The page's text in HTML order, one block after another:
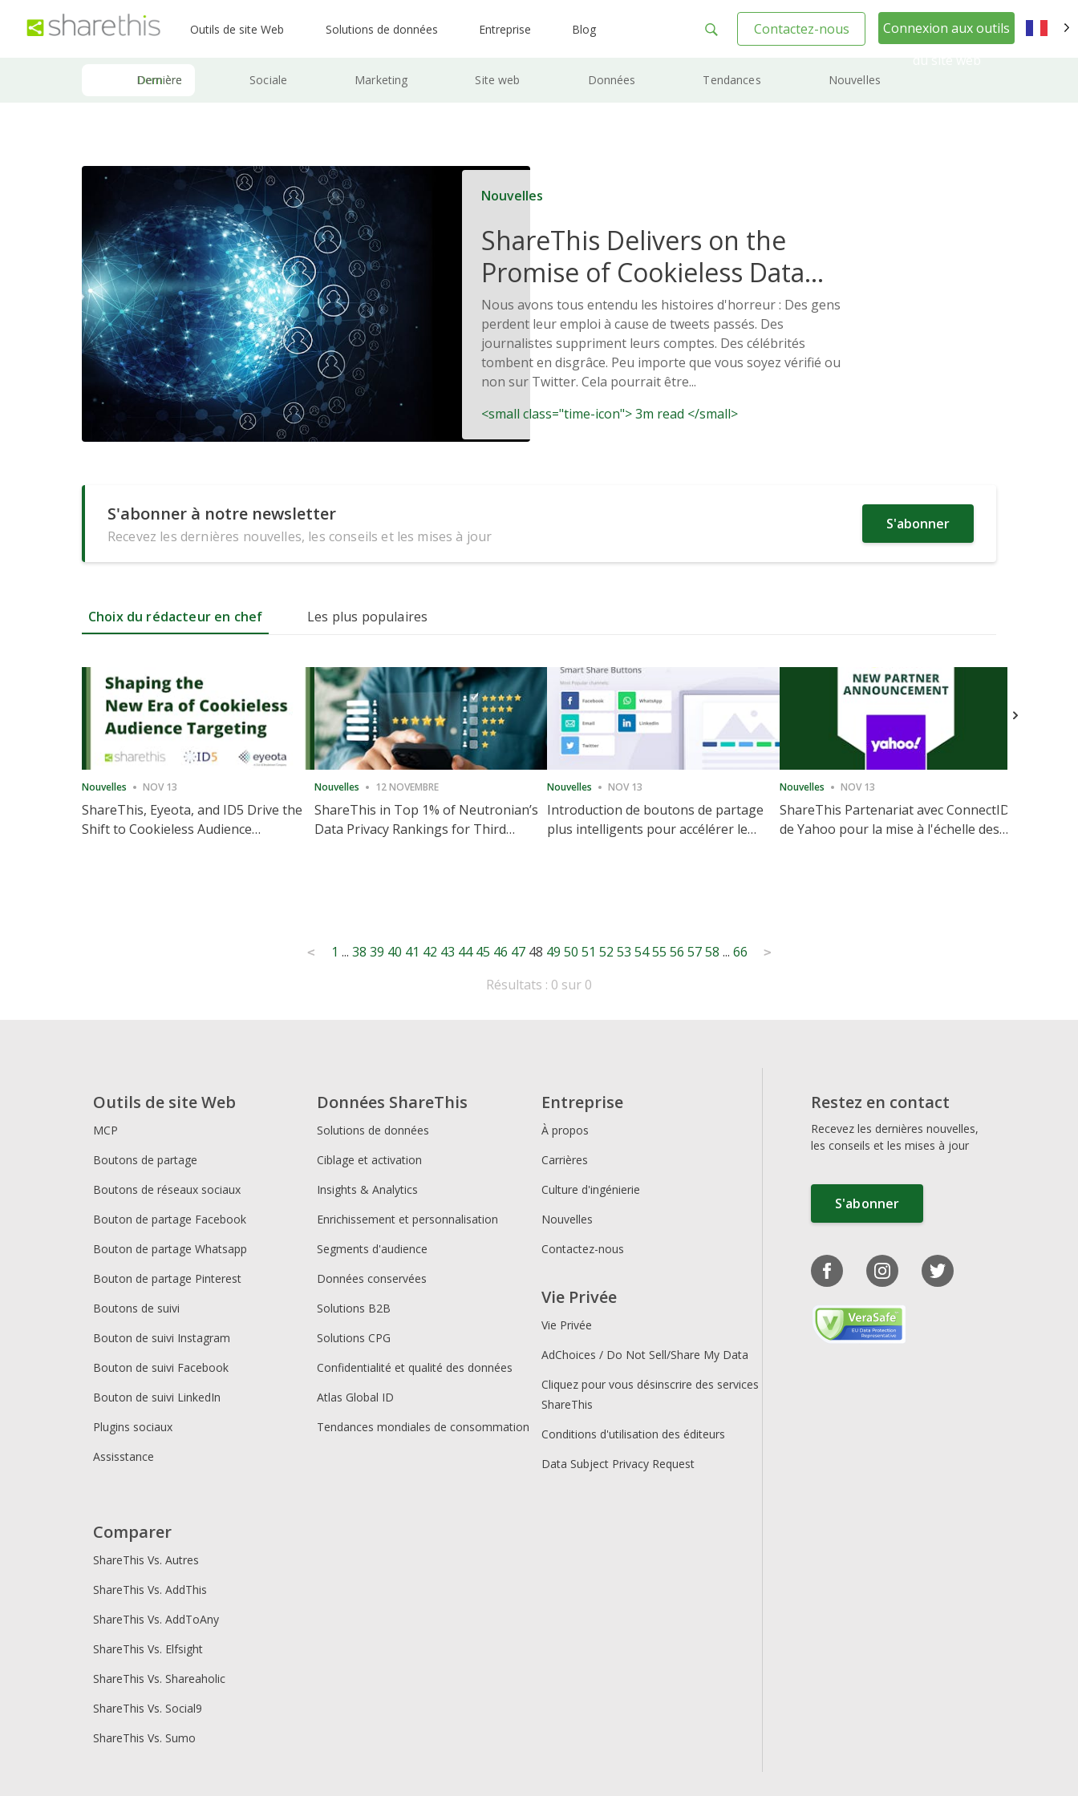
Outils de site Web Solutions de données Entreprise Blog Contactez-nous
Connexion aux outils
Dernière Sociale Marketing Site web Données Tendances Nouvelles
Nouvelles
ShareThis Delivers on the
Promise of Cookieless Data
Solutions
Nous avons tous entendu les histoires d'horreur : Des gens
perdent leur emploi à cause de tweets passés. Des
journalistes suppriment leurs comptes. Des célébrités
tombent en disgrâce. Peu importe que vous soyez vérifié ou
non sur Twitter. Cela pourrait être...
<small class="time-icon"> 3m read </small>
S'abonner à notre newsletter
Recevez les dernières nouvelles, les conseils et les mises à jour
S'abonner
Choix du rédacteur en chef Les plus populaires
Nouvelles NOV 13
ShareThis, Eyeota, and ID5 Drive the
Shift to Cookieless Audience
Nouvelles 12 NOVEMBRE
ShareThis in Top 1% of Neutronian’s
Data Privacy Rankings for Third
Nouvelles NOV 13
Introduction de boutons de partage
plus intelligents pour accélérer le
Nouvelles NOV 13
ShareThis Partenariat avec ConnectID
de Yahoo pour la mise à l'échelle des
< 1 ... 38 39 40 41 42 43 44 45 46 47 48 49 50 51 52 53 54 55 56 57 58 ... 66 >
Résultats : 0 sur 0
Outils de site Web
MCP
Boutons de partage
Boutons de réseaux sociaux
Bouton de partage Facebook
Bouton de partage Whatsapp
Bouton de partage Pinterest
Boutons de suivi
Bouton de suivi Instagram
Bouton de suivi Facebook
Bouton de suivi LinkedIn
Plugins sociaux
Assisstance
Données ShareThis
Solutions de données
Ciblage et activation
Insights & Analytics
Enrichissement et personnalisation
Segments d'audience
Données conservées
Solutions B2B
Solutions CPG
Confidentialité et qualité des données
Atlas Global ID
Tendances mondiales de consommation
Entreprise
À propos
Carrières
Culture d'ingénierie
Nouvelles
Contactez-nous
Vie Privée
Vie Privée
AdChoices / Do Not Sell/Share My Data
Cliquez pour vous désinscrire des services
ShareThis
Conditions d'utilisation des éditeurs
Data Subject Privacy Request
Comparer
ShareThis Vs. Autres
ShareThis Vs. AddThis
ShareThis Vs. AddToAny
ShareThis Vs. Elfsight
ShareThis Vs. Shareaholic
ShareThis Vs. Social9
ShareThis Vs. Sumo
Restez en contact
Recevez les dernières nouvelles,
les conseils et les mises à jour
S'abonner